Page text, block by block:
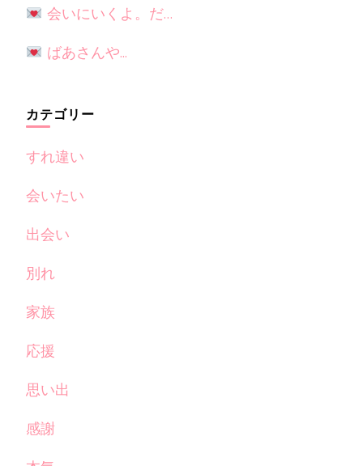
会いにいくよ。だ…
ばあさんや...
カテゴリー
すれ違い
会いたい
出会い
別れ
家族
応援
思い出
感謝